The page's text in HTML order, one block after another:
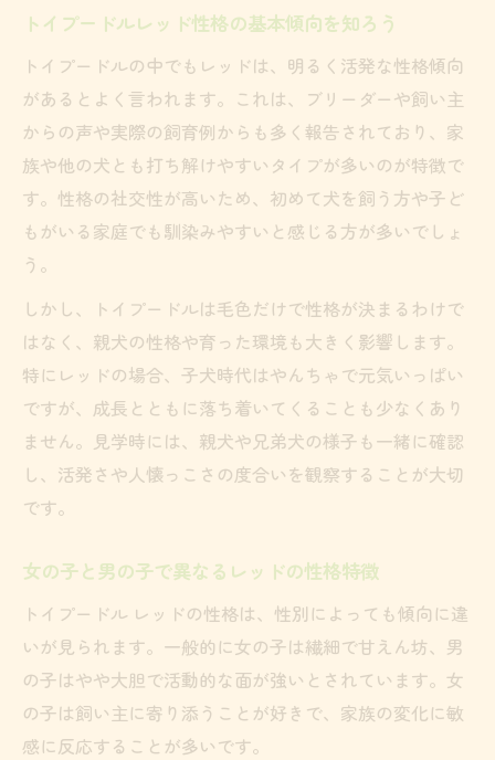
性格重視ならレッドはどう選ぶ？
トイプードルレッド性格重視の選び方ガイ
ド
理想の性格を見極めるトイプードル選び
女の子男の子どちらが性格的におすすめか
家庭環境に合うトイプードルの選び方とは
性格と見た目を両立したレッドの選び方
トイプードルレッド退色の仕組みと特徴
退色しないレッドを選ぶための注意点
アプリコットやフォーンへの色変化に注意
トイプードル退色画像から分かる傾向とは
退色を防ぐトイプードルケアと日常習慣
選ぶ前に知りたいレッド毛色の注意点
退色しやすいレッドの特徴と対策方法
トイプードルレッドが珍しい色なのか解説
人気色レッドの性格傾向と飼いやすさ比較
理想の一匹選びに役立つ見た目比較
トイプードルレッド性格の基本傾向を知ろう
トイプードルの中でもレッドは、明るく活発な性格傾向
があるとよく言われます。これは、ブリーダーや飼い主
からの声や実際の飼育例からも多く報告されており、家
族や他の犬とも打ち解けやすいタイプが多いのが特徴で
す。性格の社交性が高いため、初めて犬を飼う方や子ど
もがいる家庭でも馴染みやすいと感じる方が多いでしょ
う。
しかし、トイプードルは毛色だけで性格が決まるわけで
はなく、親犬の性格や育った環境も大きく影響します。
特にレッドの場合、子犬時代はやんちゃで元気いっぱい
ですが、成長とともに落ち着いてくることも少なくあり
ません。見学時には、親犬や兄弟犬の様子も一緒に確認
し、活発さや人懐っこさの度合いを観察することが大切
です。
女の子と男の子で異なるレッドの性格特徴
トイプードル レッドの性格は、性別によっても傾向に違
いが見られます。一般的に女の子は繊細で甘えん坊、男
の子はやや大胆で活動的な面が強いとされています。女
の子は飼い主に寄り添うことが好きで、家族の変化に敏
感に反応することが多いです。